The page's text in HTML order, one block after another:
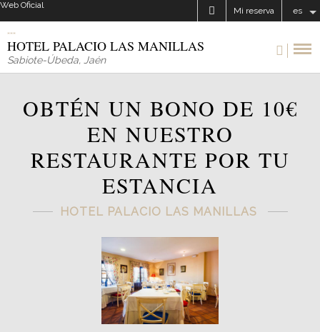
Web Oficial
Mi reserva es
HOTEL PALACIO LAS MANILLAS
Sabiote-Úbeda, Jaén
OBTÉN UN BONO DE 10€
EN NUESTRO
RESTAURANTE POR TU
ESTANCIA
HOTEL PALACIO LAS MANILLAS